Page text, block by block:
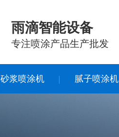
雨滴智能设备
专注喷涂产品生产批发
砂浆喷涂机 腻子喷涂机